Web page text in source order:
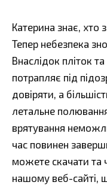
Катерина знає, хто
Тепер небезпека
Внаслідок пліток
потрапляє під
довіряти, а
летальне
врятування
час повинен
можете скачати та
нашому веб-сайті,